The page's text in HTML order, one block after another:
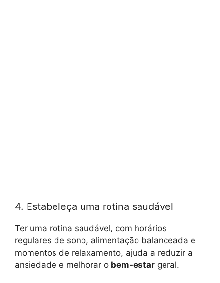
4. Estabeleça uma rotina saudável
Ter uma rotina saudável, com horários
regulares de sono, alimentação balanceada e
momentos de relaxamento, ajuda a reduzir a
ansiedade e melhorar o bem-estar geral.